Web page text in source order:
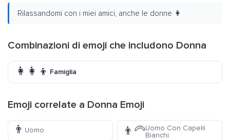
Rilassandomi con i miei amici, anche le donne 👩
Combinazioni di emoji che includono Donna
👩‍👩‍👦 Famiglia
Emoji correlate a Donna Emoji
👨 Uomo 👨‍🦳Uomo Con Capelli
Bianchi